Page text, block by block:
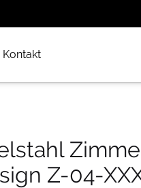
Kontakt
Z-04-